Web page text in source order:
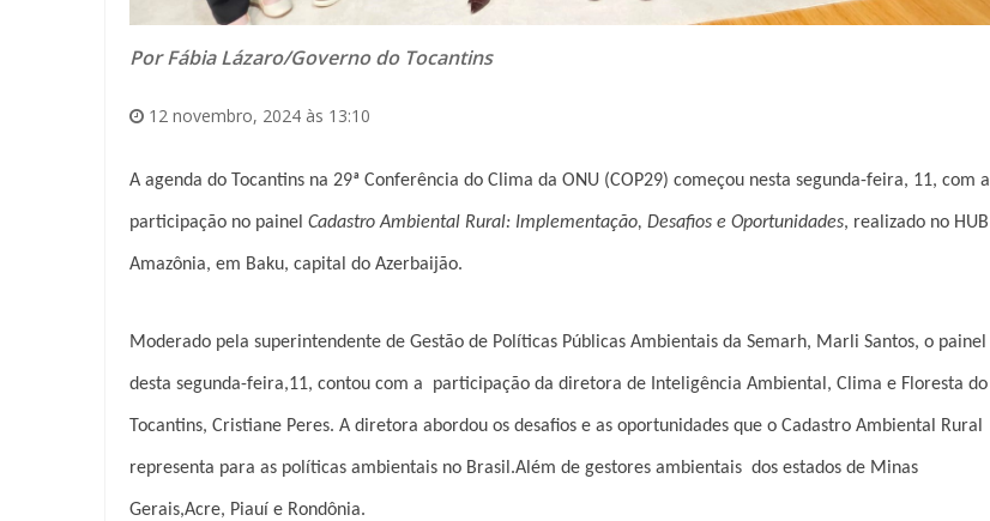
Por Fábia Lázaro/Governo do Tocantins
12 novembro, 2024 às 13:10
A agenda do Tocantins na 29ª Conferência do Clima da ONU (COP29) começou nesta segunda-feira, 11, com a
participação no painel Cadastro Ambiental Rural: Implementação, Desafios e Oportunidades, realizado no HUB
Amazônia, em Baku, capital do Azerbaijão.
Moderado pela superintendente de Gestão de Políticas Públicas Ambientais da Semarh, Marli Santos, o painel
desta segunda-feira,11, contou com a participação da diretora de Inteligência Ambiental, Clima e Floresta do
Tocantins, Cristiane Peres. A diretora abordou os desafios e as oportunidades que o Cadastro Ambiental Rural
representa para as políticas ambientais no Brasil.Além de gestores ambientais dos estados de Minas
Gerais,Acre, Piauí e Rondônia.